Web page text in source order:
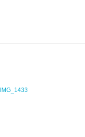
IMG_1433